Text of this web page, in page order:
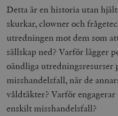
Detta är en historia utan
skurkar, clowner och
utredningen mot dem som
sällskap ned? Varför lägger
oändliga utredningsresurser
misshandelsfall, när de
våldtäkter? Varför
enskilt misshandelsfall?